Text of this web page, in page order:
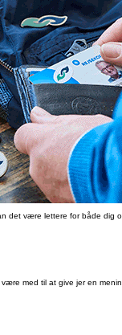
være lettere for både dig
med til at give jer en